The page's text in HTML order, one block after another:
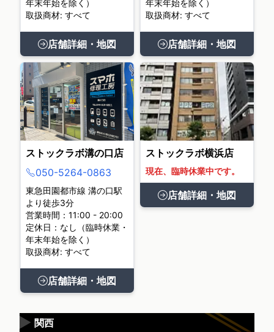
年末年始を除く）
取扱商材: すべて
店舗詳細・地図
年末年始を除く）
取扱商材: すべて
店舗詳細・地図
ストックラボ溝の口店
050-5264-0863
東急田園都市線 溝の口駅
より徒歩3分
営業時間：11:00 - 20:00
定休日：なし（臨時休業・
年末年始を除く）
取扱商材: すべて
店舗詳細・地図
ストックラボ横浜店
現在、臨時休業中です。
店舗詳細・地図
関西
▶